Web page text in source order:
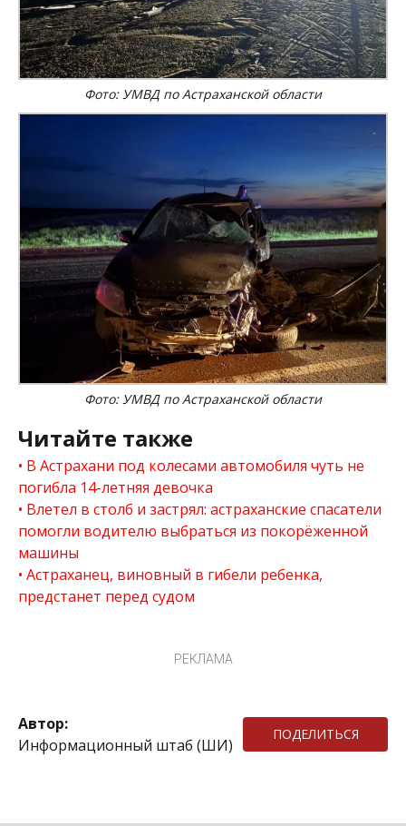
Фото: УМВД по Астраханской области
Фото: УМВД по Астраханской области
Читайте также
В Астрахани под колесами автомобиля чуть не
погибла 14-летняя девочка
Влетел в столб и застрял: астраханские спасатели
помогли водителю выбраться из покорёженной
машины
Астраханец, виновный в гибели ребенка,
предстанет перед судом
РЕКЛАМА
Автор:
Информационный штаб (ШИ)
ПОДЕЛИТЬСЯ